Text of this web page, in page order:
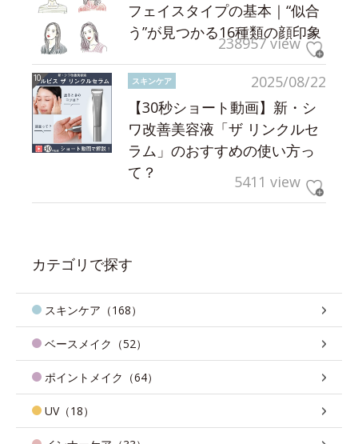
フェイスタイプの基本｜“似合
う”が見つかる16種類の顔印象
238957 view
2025/08/22
スキンケア
【30秒ショート動画】新・シ
ワ改善美容液「ザ リンクルセ
ラム」のおすすめの使い方っ
て？
5411 view
カテゴリで探す
スキンケア（168）
ベースメイク（52）
ポイントメイク（64）
UV（18）